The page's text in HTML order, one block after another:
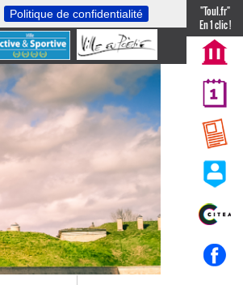
Politique de confidentialité
"Toul.fr"
En 1 clic !